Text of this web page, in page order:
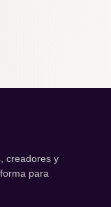
creadores y
para